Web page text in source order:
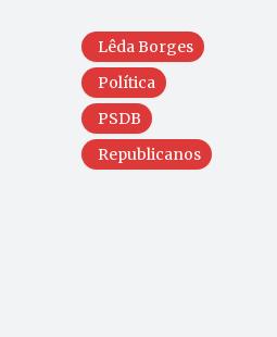
Lêda Borges
Política
PSDB
Republicanos